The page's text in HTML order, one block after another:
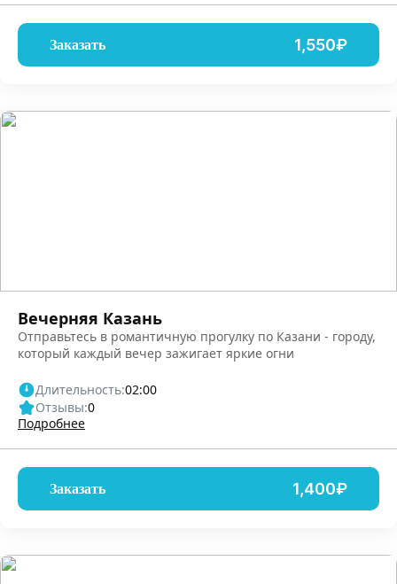
Заказать 1,550₽
Вечерняя Казань
Отправьтесь в романтичную прогулку по Казани - городу,
который каждый вечер зажигает яркие огни
Длительность:02:00
Отзывы:0
Подробнее
Заказать 1,400₽